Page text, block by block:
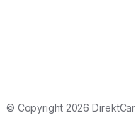
© Copyright 2026 DirektCar